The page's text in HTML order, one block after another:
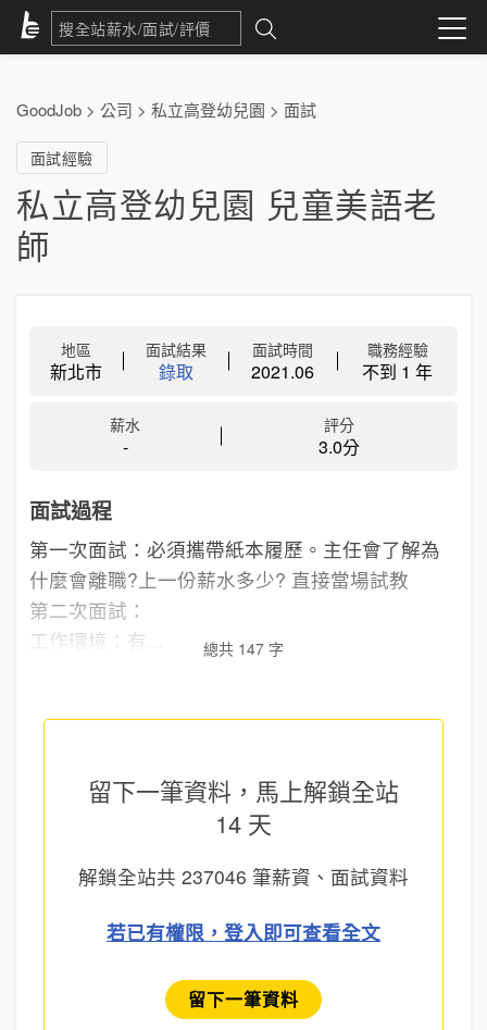
GoodJob > 公司 > 私立高登幼兒園 > 面試
面試經驗
私立高登幼兒園 兒童美語老
師
地區
新北市
面試結果
錄取
面試時間
2021.06
職務經驗
不到 1 年
薪水
-
評分
3.0分
面試過程
第一次面試：必須攜帶紙本履歷。主任會了解為
什麼會離職?上一份薪水多少? 直接當場試教
第二次面試：
工作環境：有...
總共 147 字
留下一筆資料，馬上解鎖全站
14 天
解鎖全站共 237046 筆薪資、面試資料
若已有權限，登入即可查看全文
留下一筆資料